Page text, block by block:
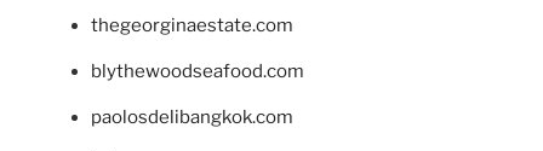
thegeorginaestate.com
blythewoodseafood.com
paolosdelibangkok.com